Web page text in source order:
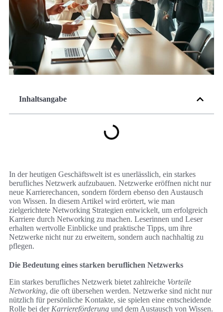
Inhaltsangabe
In der heutigen Geschäftswelt ist es unerlässlich, ein starkes
berufliches Netzwerk aufzubauen. Netzwerke eröffnen nicht nur
neue Karrierechancen, sondern fördern ebenso den Austausch
von Wissen. In diesem Artikel wird erörtert, wie man
zielgerichtete Networking Strategien entwickelt, um erfolgreich
Karriere durch Networking zu machen. Leserinnen und Leser
erhalten wertvolle Einblicke und praktische Tipps, um ihre
Netzwerke nicht nur zu erweitern, sondern auch nachhaltig zu
pflegen.
Die Bedeutung eines starken beruflichen Netzwerks
Ein starkes berufliches Netzwerk bietet zahlreiche Vorteile
Networking, die oft übersehen werden. Netzwerke sind nicht nur
nützlich für persönliche Kontakte, sie spielen eine entscheidende
Rolle bei der Karriereförderung und dem Austausch von Wissen.